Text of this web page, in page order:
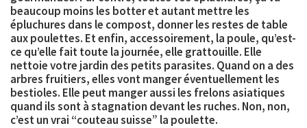
beaucoup moins les botter et autant mettre les
épluchures dans le compost, donner les restes de table
aux poulettes. Et enfin, accessoirement, la poule, qu’est-
ce qu’elle fait toute la journée, elle grattouille. Elle
nettoie votre jardin des petits parasites. Quand on a des
arbres fruitiers, elles vont manger éventuellement les
bestioles. Elle peut manger aussi les frelons asiatiques
quand ils sont à stagnation devant les ruches. Non, non,
c’est un vrai “couteau suisse” la poulette.